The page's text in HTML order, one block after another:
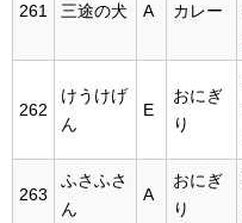
261 三途の犬 A カレー
262
けうけげ
ん
E
おにぎ
り
263
ふさふさ
ん
A
おにぎ
り